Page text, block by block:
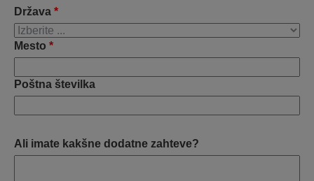
Država *
Mesto *
Poštna številka
Ali imate kakšne dodatne zahteve?